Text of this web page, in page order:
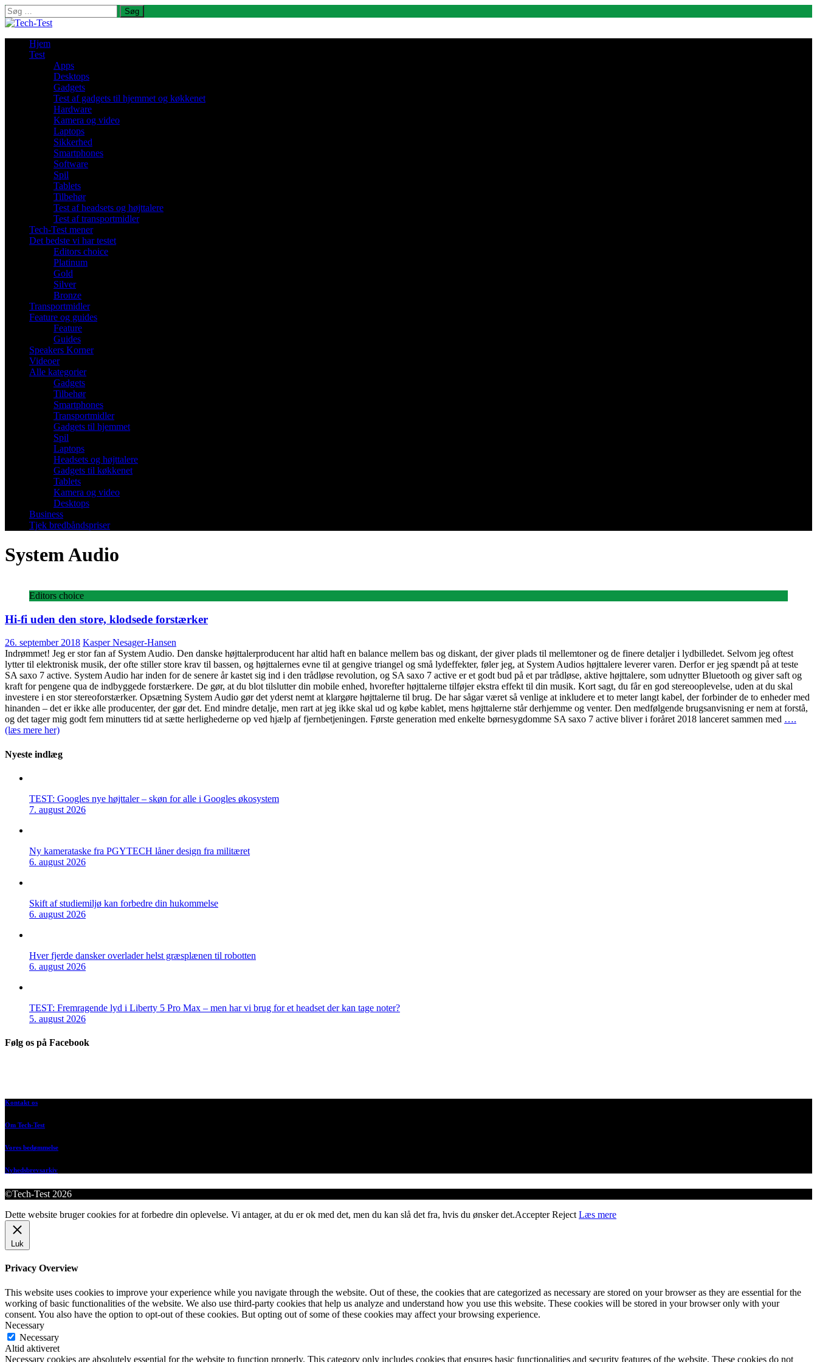
Søg
efter:
Hjem
Test
Apps
Desktops
Gadgets
Test af gadgets til hjemmet og køkkenet
Hardware
Kamera og video
Laptops
Sikkerhed
Smartphones
Software
Spil
Tablets
Tilbehør
Test af headsets og højttalere
Test af transportmidler
Tech-Test mener
Det bedste vi har testet
Editors choice
Platinum
Gold
Silver
Bronze
Transportmidler
Feature og guides
Feature
Guides
Speakers Korner
Videoer
Alle kategorier
Gadgets
Tilbehør
Smartphones
Transportmidler
Gadgets til hjemmet
Spil
Laptops
Headsets og højttalere
Gadgets til køkkenet
Tablets
Kamera og video
Desktops
Business
Tjek bredbåndspriser
System Audio
Editors choice
Hi-fi uden den store, klodsede forstærker
26. september 2018 Kasper Nesager-Hansen
Indrømmet! Jeg er stor fan af System Audio. Den danske højttalerproducent har altid haft en balance mellem bas og diskant, der giver plads til mellemtoner og de finere detaljer i lydbilledet. Selvom jeg oftest
lytter til elektronisk musik, der ofte stiller store krav til bassen, og højttalernes evne til at gengive triangel og små lydeffekter, føler jeg, at System Audios højttalere leverer varen. Derfor er jeg spændt på at teste
SA saxo 7 active. System Audio har inden for de senere år kastet sig ind i den trådløse revolution, og SA saxo 7 active er et godt bud på et par trådløse, aktive højttalere, som udnytter Bluetooth og giver saft og
kraft for pengene qua de indbyggede forstærkere. De gør, at du blot tilslutter din mobile enhed, hvorefter højttalerne tilføjer ekstra effekt til din musik. Kort sagt, du får en god stereooplevelse, uden at du skal
investere i en stor stereoforstærker. Opsætning System Audio gør det yderst nemt at klargøre højttalerne til brug. De har sågar været så venlige at inkludere et to meter langt kabel, der forbinder de to enheder med
hinanden – det er ikke alle producenter, der gør det. End mindre detalje, men rart at jeg ikke skal ud og købe kablet, mens højttalerne står derhjemme og venter. Den medfølgende brugsanvisning er nem at forstå,
og det tager mig godt fem minutters tid at sætte herlighederne op ved hjælp af fjernbetjeningen. Første generation med enkelte børnesygdomme SA saxo 7 active bliver i foråret 2018 lanceret sammen med ….
(læs mere her)
Nyeste indlæg
TEST: Googles nye højttaler – skøn for alle i Googles økosystem
7. august 2026
Ny kamerataske fra PGYTECH låner design fra militæret
6. august 2026
Skift af studiemiljø kan forbedre din hukommelse
6. august 2026
Hver fjerde dansker overlader helst græsplænen til robotten
6. august 2026
TEST: Fremragende lyd i Liberty 5 Pro Max – men har vi brug for et headset der kan tage noter?
5. august 2026
Følg os på Facebook
Kontakt os
Om Tech-Test
Vores bedømmelse
Nyhedsbrevsarkiv
©Tech-Test 2026
Dette website bruger cookies for at forbedre din oplevelse. Vi antager, at du er ok med det, men du kan slå det fra, hvis du ønsker det.Accepter Reject Læs mere
Luk
Privacy Overview
This website uses cookies to improve your experience while you navigate through the website. Out of these, the cookies that are categorized as necessary are stored on your browser as they are essential for the
working of basic functionalities of the website. We also use third-party cookies that help us analyze and understand how you use this website. These cookies will be stored in your browser only with your
consent. You also have the option to opt-out of these cookies. But opting out of some of these cookies may affect your browsing experience.
Necessary
Necessary
Altid aktiveret
Necessary cookies are absolutely essential for the website to function properly. This category only includes cookies that ensures basic functionalities and security features of the website. These cookies do not